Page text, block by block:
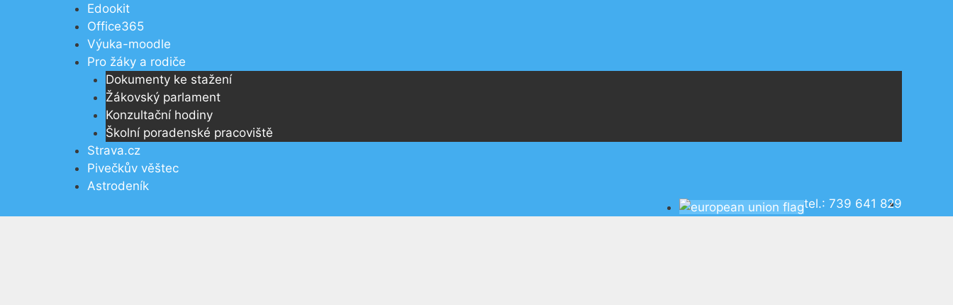
Edookit
Office365
Výuka-moodle
Pro žáky a rodiče
Dokumenty ke stažení
Žákovský parlament
Konzultační hodiny
Školní poradenské pracoviště
Strava.cz
Pivečkův věštec
Astrodeník
tel.: 739 641 829